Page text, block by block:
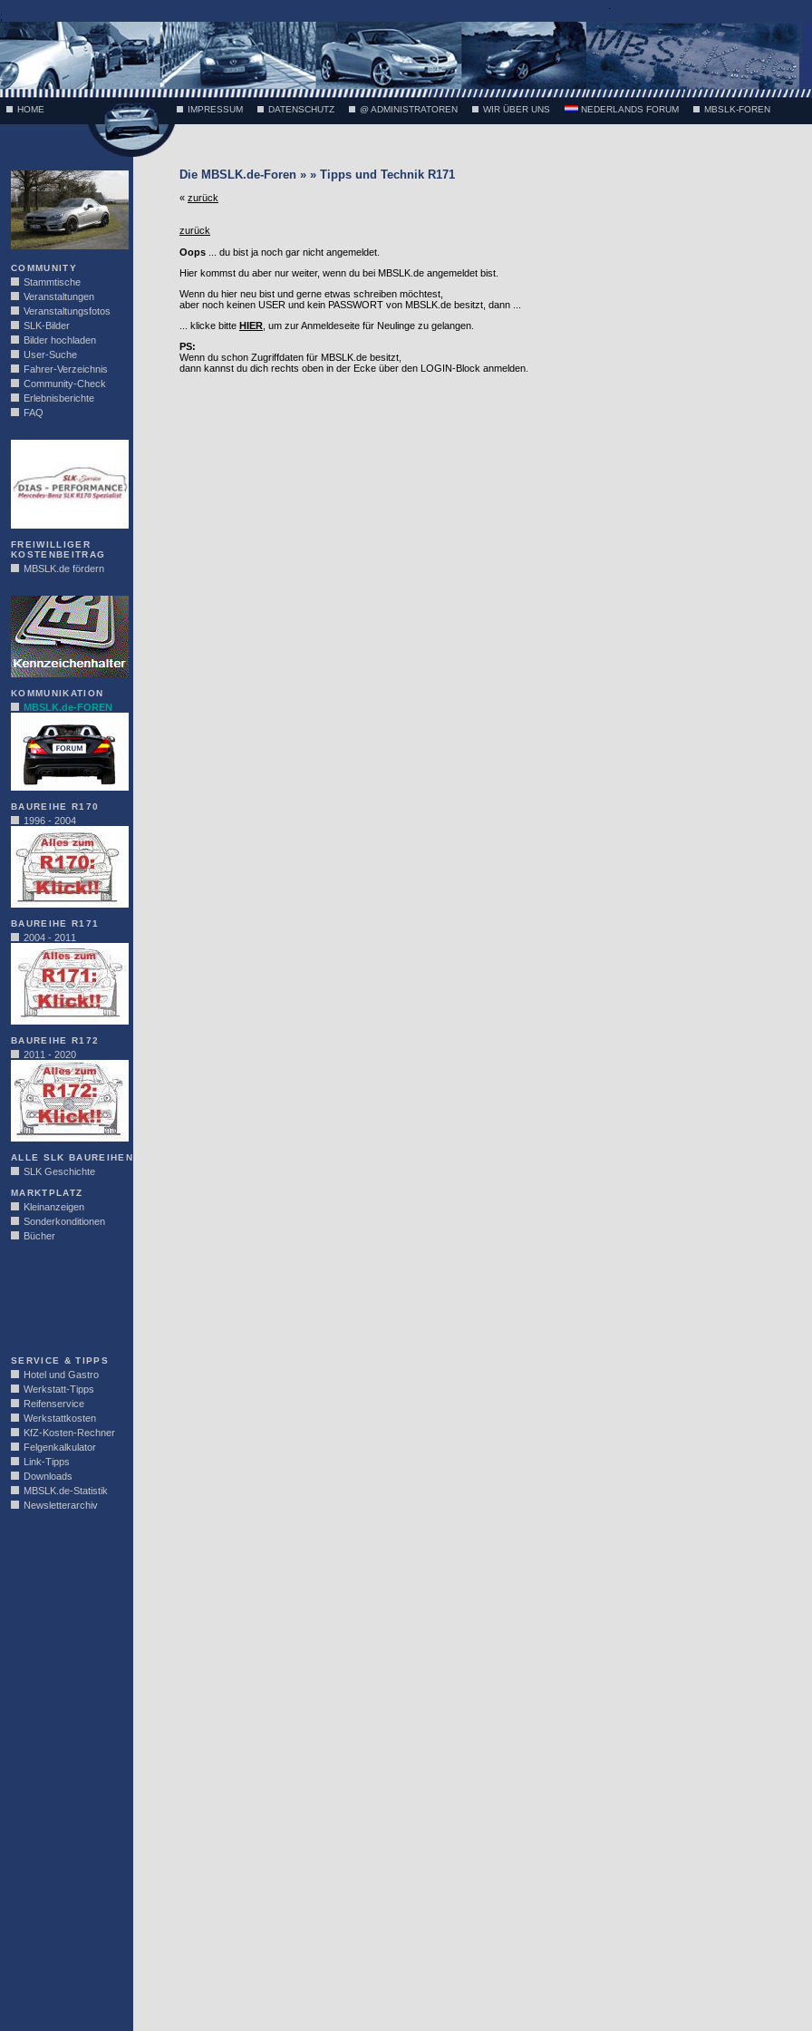
;
HOME IMPRESSUM DATENSCHUTZ @ ADMINISTRATOREN WIR ÜBER UNS NEDERLANDS FORUM MBSLK-FOREN
COMMUNITY
Stammtische
Veranstaltungen
Veranstaltungsfotos
SLK-Bilder
Bilder hochladen
User-Suche
Fahrer-Verzeichnis
Community-Check
Erlebnisberichte
FAQ
FREIWILLIGER
KOSTENBEITRAG
MBSLK.de fördern
KOMMUNIKATION
MBSLK.de-FOREN
BAUREIHE R170
1996 - 2004
BAUREIHE R171
2004 - 2011
BAUREIHE R172
2011 - 2020
ALLE SLK BAUREIHEN
SLK Geschichte
MARKTPLATZ
Kleinanzeigen
Sonderkonditionen
Bücher
SERVICE & TIPPS
Hotel und Gastro
Werkstatt-Tipps
Reifenservice
Werkstattkosten
KfZ-Kosten-Rechner
Felgenkalkulator
Link-Tipps
Downloads
MBSLK.de-Statistik
Newsletterarchiv
Die MBSLK.de-Foren » » Tipps und Technik R171
« zurück
zurück
Oops ... du bist ja noch gar nicht angemeldet.
Hier kommst du aber nur weiter, wenn du bei MBSLK.de angemeldet bist.
Wenn du hier neu bist und gerne etwas schreiben möchtest,
aber noch keinen USER und kein PASSWORT von MBSLK.de besitzt, dann ...
... klicke bitte HIER , um zur Anmeldeseite für Neulinge zu gelangen.
PS:
Wenn du schon Zugriffdaten für MBSLK.de besitzt,
dann kannst du dich rechts oben in der Ecke über den LOGIN-Block anmelden.